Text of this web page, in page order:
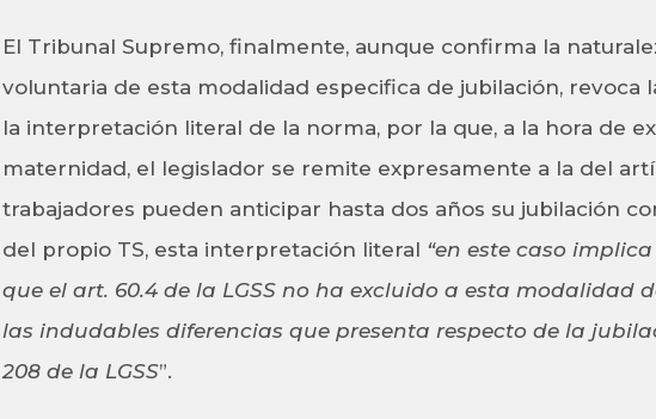
El Tribunal Supremo, finalmente, aunque confirma la
voluntaria de esta modalidad especifica de jubilación, revoca
la interpretación literal de la norma, por la que, a la hora de
maternidad, el legislador se remite expresamente a la del
trabajadores pueden anticipar hasta dos años su jubilación
del propio TS, esta interpretación literal “en este caso
que el art. 60.4 de la LGSS no ha excluido a esta modalidad
las indudables diferencias que presenta respecto de la
208 de la LGSS”.